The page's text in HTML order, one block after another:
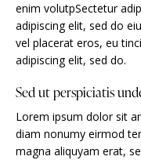
enim volutpSectetur
adipiscing elit, sed do
vel placerat eros, eu
adipiscing elit, sed do.
Sed ut perspiciatis
Lorem ipsum dolor sit
diam nonumy eirmod
magna aliquyam erat,